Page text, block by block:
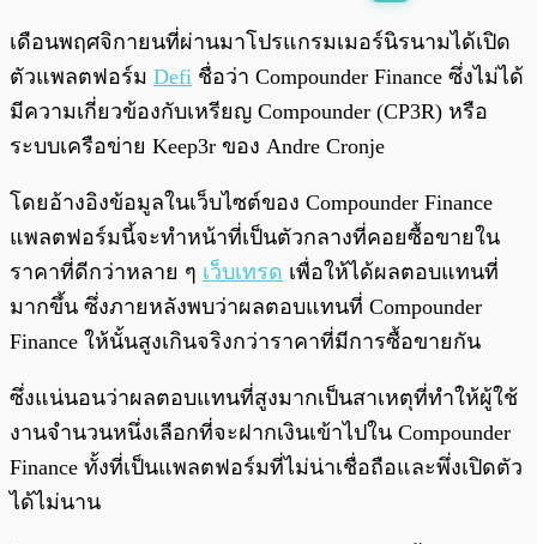
พร้อมเล่น /0:00
เดือนพฤศจิกายนที่ผ่านมาโปรแกรมเมอร์นิรนามได้เปิด
ตัวแพลตฟอร์ม Defi ชื่อว่า Compounder Finance ซึ่งไม่ได้
มีความเกี่ยวข้องกับเหรียญ Compounder (CP3R) หรือ
ระบบเครือข่าย Keep3r ของ Andre Cronje
โดยอ้างอิงข้อมูลในเว็บไซต์ของ Compounder Finance
แพลตฟอร์มนี้จะทำหน้าที่เป็นตัวกลางที่คอยซื้อขายใน
ราคาที่ดีกว่าหลาย ๆ เว็บเทรด เพื่อให้ได้ผลตอบแทนที่
มากขึ้น ซึ่งภายหลังพบว่าผลตอบแทนที่ Compounder
Finance ให้นั้นสูงเกินจริงกว่าราคาที่มีการซื้อขายกัน
ซึ่งแน่นอนว่าผลตอบแทนที่สูงมากเป็นสาเหตุที่ทำให้ผู้ใช้
งานจำนวนหนึ่งเลือกที่จะฝากเงินเข้าไปใน Compounder
Finance ทั้งที่เป็นแพลตฟอร์มที่ไม่น่าเชื่อถือและพึ่งเปิดตัว
ได้ไม่นาน